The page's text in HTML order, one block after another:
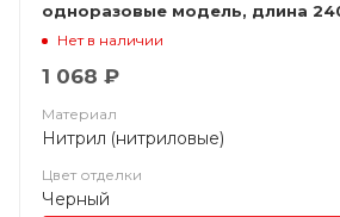
одноразовые модель, длина
0,15мм, (уп. 100шт) Jeta Saf
Нет в наличии
1 068 ₽
Материал
Нитрил (нитриловые)
Цвет отделки
Черный